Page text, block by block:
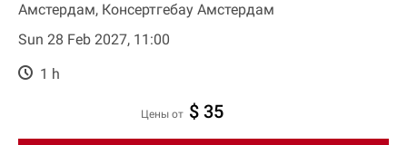
Амстердам, Консертгебау Амстердам
Sun 28 Feb 2027, 11:00
1 h
цены от $ 35